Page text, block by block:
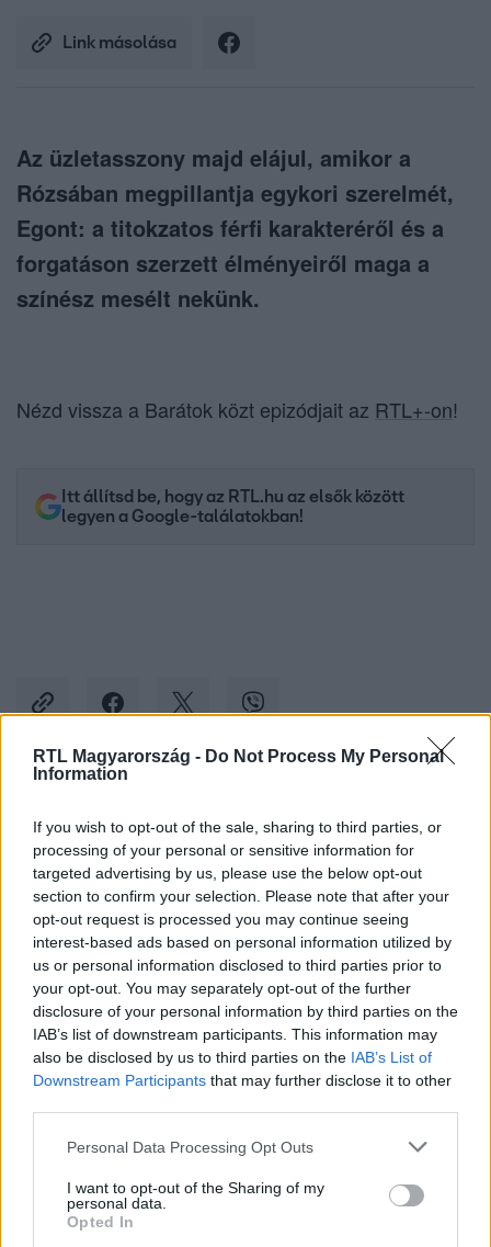
RTL Magyarország - Do Not Process My Personal
Information
If you wish to opt-out of the sale, sharing to third parties, or
processing of your personal or sensitive information for
targeted advertising by us, please use the below opt-out
section to confirm your selection. Please note that after your
opt-out request is processed you may continue seeing
interest-based ads based on personal information utilized by
us or personal information disclosed to third parties prior to
your opt-out. You may separately opt-out of the further
disclosure of your personal information by third parties on the
IAB’s list of downstream participants. This information may
also be disclosed by us to third parties on the IAB’s List of
Downstream Participants that may further disclose it to other
Please note that this website/app uses one or more Google
not limited to your visit or usage behaviour. You may click to
grant or deny consent to Google and its third-party tags to
use your data for below specified purposes in below Google
Personal Data Processing Opt Outs
I want to opt-out of the Sharing of my
personal data.
Opted In
Link másolása
Az üzletasszony majd elájul, amikor a
Rózsában megpillantja egykori szerelmét,
Egont: a titokzatos férfi karakteréről és a
forgatáson szerzett élményeiről maga a
színész mesélt nekünk.
Nézd vissza a Barátok közt epizódjait az RTL+-on!
Itt állítsd be, hogy az RTL.hu az elsők között
legyen a Google-találatokban!
Facebookon is!
Követem
#BARÁTOK KÖZT #EXTRA VIDEÓK # KARAKTER
#SZEREPLŐ #INTERJÚ EXTRA VIDEÓ
#SZEREDNYEY BÉLA #BERÉNYI CLAUDIA #SOROZAT
RTL KLUB #RTL